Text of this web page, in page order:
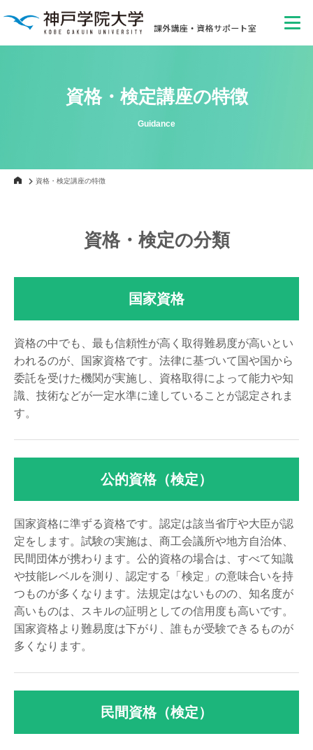
資格・検定講座の特徴
Guidance
資格・検定講座の特徴
資格・検定の分類
国家資格
資格の中でも、最も信頼性が高く取得難易度が高いとい
われるのが、国家資格です。法律に基づいて国や国から
委託を受けた機関が実施し、資格取得によって能力や知
識、技術などが一定水準に達していることが認定されま
す。
公的資格（検定）
国家資格に準ずる資格です。認定は該当省庁や大臣が認
定をします。試験の実施は、商工会議所や地方自治体、
民間団体が携わります。公的資格の場合は、すべて知識
や技能レベルを測り、認定する「検定」の意味合いを持
つものが多くなります。法規定はないものの、知名度が
高いものは、スキルの証明としての信用度も高いです。
国家資格より難易度は下がり、誰もが受験できるものが
多くなります。
民間資格（検定）